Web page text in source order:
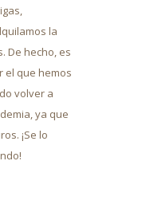
la
De hecho, es
el que hemos
volver a
ya que
¡Se lo